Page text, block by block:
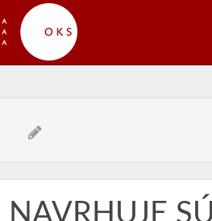
NAVRHUJE